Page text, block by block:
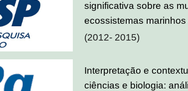
significativa sobre as
ecossistemas
(2012- 2015)
Interpretação e
ciências e biologia: